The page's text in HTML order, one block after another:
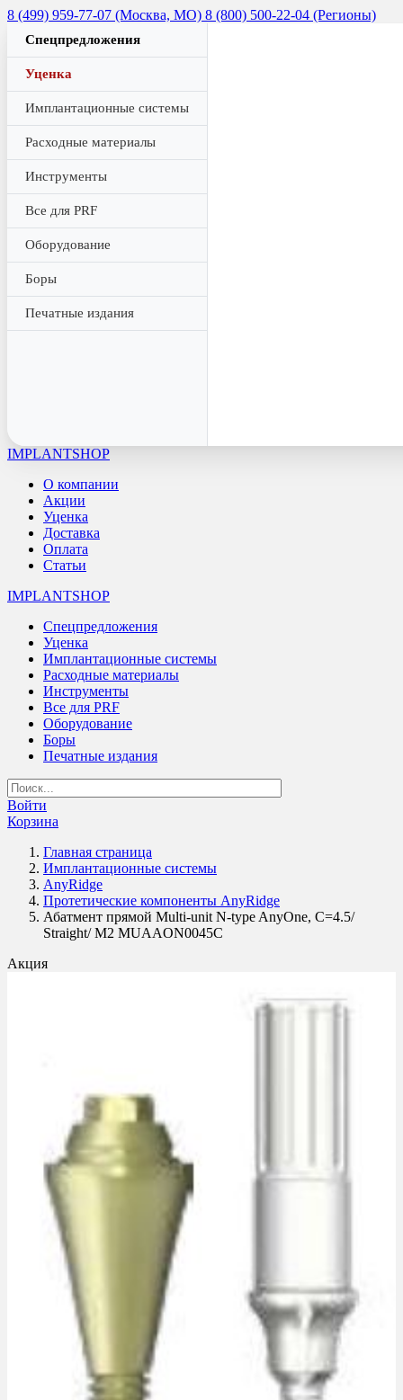
8 (499) 959-77-07 (Москва, МО) 8 (800) 500-22-04 (Регионы)
Спецпредложения
Уценка
Имплантационные системы
Расходные материалы
Инструменты
Все для PRF
Оборудование
Боры
Печатные издания
IMPLANTSHOP
О компании
Акции
Уценка
Доставка
Оплата
Статьи
IMPLANTSHOP
Спецпредложения
Уценка
Имплантационные системы
Расходные материалы
Инструменты
Все для PRF
Оборудование
Боры
Печатные издания
Войти
Корзина
Главная страница
Имплантационные системы
AnyRidge
Протетические компоненты AnyRidge
Абатмент прямой Multi-unit N-type AnyOne, C=4.5/
Straight/ M2 MUAAON0045C
Акция